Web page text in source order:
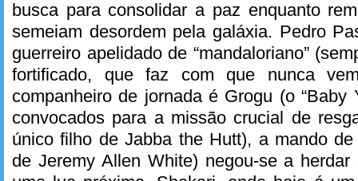
busca para consolidar a paz enquanto
semeiam desordem pela galáxia. Pedro
guerreiro apelidado de “mandaloriano”
fortificado, que faz com que nunca
companheiro de jornada é Grogu (o “Baby
convocados para a missão crucial de
único filho de Jabba the Hutt), a mando
de Jeremy Allen White) negou-se a